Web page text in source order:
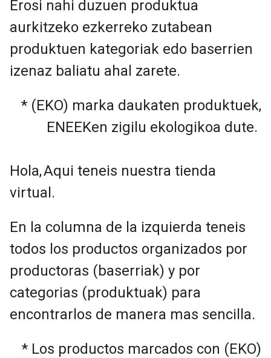
Erosi nahi duzuen produktua
aurkitzeko ezkerreko zutabean
produktuen kategoriak edo baserrien
izenaz baliatu ahal zarete.
* (EKO) marka daukaten produktuek,
ENEEKen zigilu ekologikoa dute.
Hola,Aqui teneis nuestra tienda
virtual.
En la columna de la izquierda teneis
todos los productos organizados por
productoras (baserriak) y por
categorias (produktuak) para
encontrarlos de manera mas sencilla.
* Los productos marcados con (EKO)